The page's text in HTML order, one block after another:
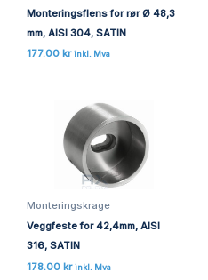
Monteringsflens for rør Ø 48,3
mm, AISI 304, SATIN
177.00 kr inkl. Mva
Monteringskrage
Veggfeste for 42,4mm, AISI
316, SATIN
178.00 kr inkl. Mva